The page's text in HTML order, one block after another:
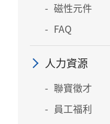
磁性元件
FAQ
人力資源
聯寶徵才
員工福利